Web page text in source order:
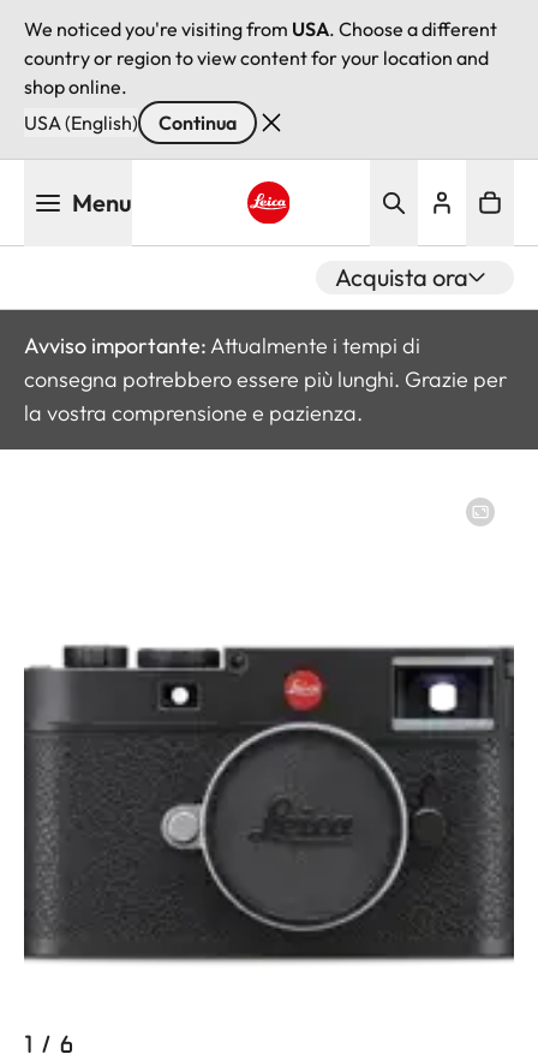
We noticed you're visiting from USA. Choose a different
country or region to view content for your location and
shop online.
USA (English)
Continua
Menu
Acquista ora
Avviso importante: Attualmente i tempi di
consegna potrebbero essere più lunghi. Grazie per
la vostra comprensione e pazienza.
1 / 6